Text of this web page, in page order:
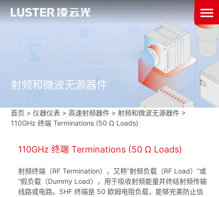
射频和微波无源器件
首页 >仪器仪表 >高速射频器件 >射频和微波无源器件 >
110GHz 终端 Terminations (50 Ω Loads)
110GHz 终端 Terminations (50 Ω Loads)
射频终端（RF Termination），又称“射频负载（RF Load）”或
“假负载（Dummy Load），用于吸收射频能量并终结射频传输
线路或电路。SHF 终端是 50 欧姆电阻负载，能够完美防止信